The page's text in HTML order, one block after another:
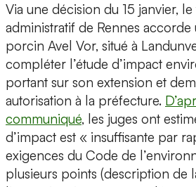
Via une décision du 15 janvier,
administratif de Rennes accorde
porcin Avel Vor, situé à
compléter l’étude d’impact
portant sur son extension et
autorisation à la préfecture.
communiqué, les juges ont
d’impact est « insuffisante par
exigences du Code de
plusieurs points (description de